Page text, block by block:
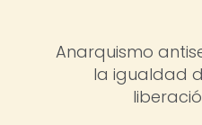
Anarquismo
la igualdad